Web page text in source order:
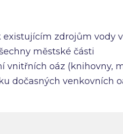
zdrojům vody
městské části
vnitřních oáz (knihovny,
dočasných venkovních